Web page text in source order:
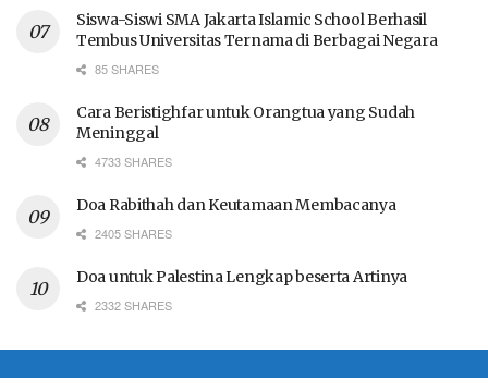
Siswa-Siswi SMA Jakarta Islamic School Berhasil
Tembus Universitas Ternama di Berbagai Negara
85 SHARES
Cara Beristighfar untuk Orangtua yang Sudah
Meninggal
4733 SHARES
Doa Rabithah dan Keutamaan Membacanya
2405 SHARES
Doa untuk Palestina Lengkap beserta Artinya
2332 SHARES